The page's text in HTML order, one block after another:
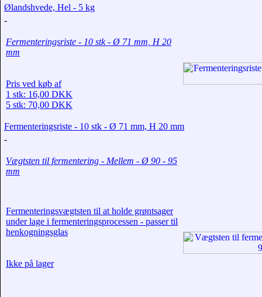
Ølandshvede, Hel - 5 kg
-
Fermenteringsriste - 10 stk - Ø 71 mm, H 20
mm
Pris ved køb af
1 stk: 16,00 DKK
5 stk: 70,00 DKK
Fermenteringsriste - 10 stk - Ø 71 mm, H 20 mm
-
Vægtsten til fermentering - Mellem - Ø 90 - 95
mm
Fermenteringsvægtsten til at holde grøntsager
under lage i fermenteringsprocessen - passer til
henkogningsglas
Ikke på lager